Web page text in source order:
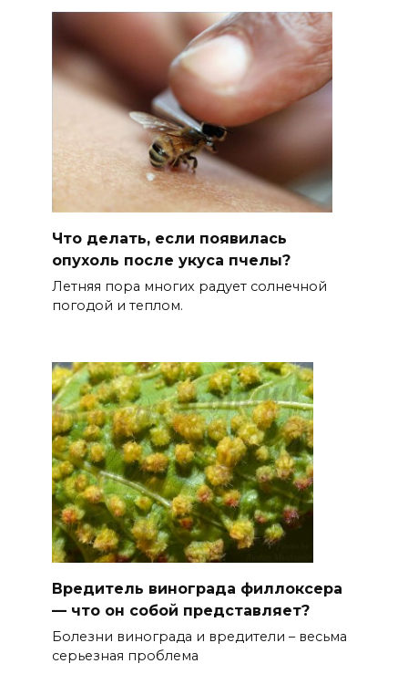
Что делать, если появилась
опухоль после укуса пчелы?
Летняя пора многих радует солнечной
погодой и теплом.
Вредитель винограда филлоксера
— что он собой представляет?
Болезни винограда и вредители – весьма
серьезная проблема